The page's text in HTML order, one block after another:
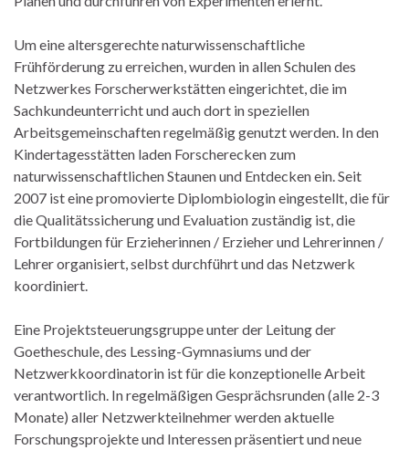
Um eine altersgerechte naturwissenschaftliche
Frühförderung zu erreichen, wurden in allen Schulen des
Netzwerkes Forscherwerkstätten eingerichtet, die im
Sachkundeunterricht und auch dort in speziellen
Arbeitsgemeinschaften regelmäßig genutzt werden. In den
Kindertagesstätten laden Forscherecken zum
naturwissenschaftlichen Staunen und Entdecken ein. Seit
2007 ist eine promovierte Diplombiologin eingestellt, die für
die Qualitätssicherung und Evaluation zuständig ist, die
Fortbildungen für Erzieherinnen / Erzieher und Lehrerinnen /
Lehrer organisiert, selbst durchführt und das Netzwerk
koordiniert.
Eine Projektsteuerungsgruppe unter der Leitung der
Goetheschule, des Lessing-Gymnasiums und der
Netzwerkkoordinatorin ist für die konzeptionelle Arbeit
verantwortlich. In regelmäßigen Gesprächsrunden (alle 2-3
Monate) aller Netzwerkteilnehmer werden aktuelle
Forschungsprojekte und Interessen präsentiert und neue